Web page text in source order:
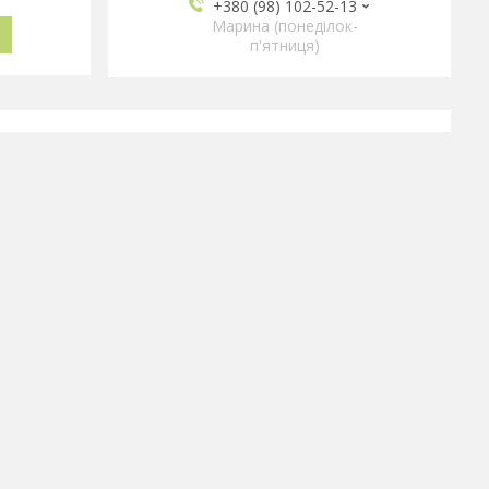
+380 (98) 102-52-13
Марина (понеділок-
п'ятниця)